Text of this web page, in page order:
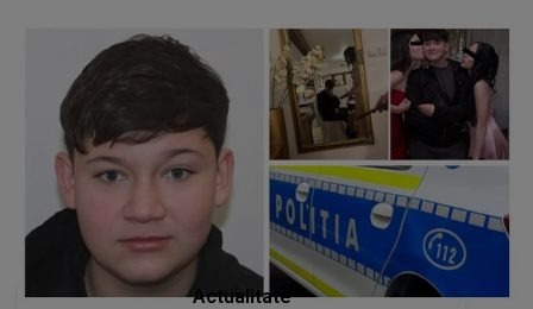
Actualitate